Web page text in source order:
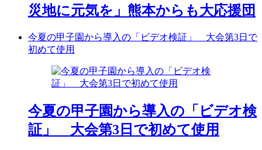
災地に元気を」熊本からも大応援団
今夏の甲子園から導入の「ビデオ検証」 大会第3日で
初めて使用
今夏の甲子園から導入の「ビデオ検
証」 大会第3日で初めて使用